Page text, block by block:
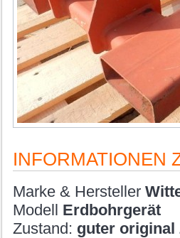
INFORMATIONEN
Marke & Hersteller
Modell Erdbohrgerät
Zustand: guter original